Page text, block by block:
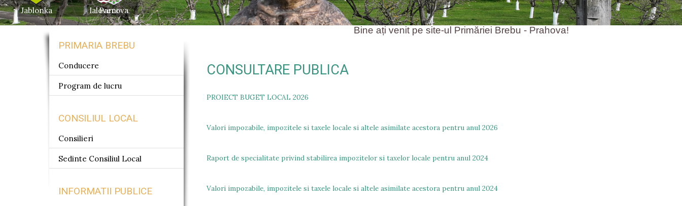
Jablonka Parcova
Ialoveni
Bine ați venit pe site-ul Primăriei Brebu - Prahova!
CONSULTARE PUBLICA
PROIECT BUGET LOCAL 2026
Valori impozabile, impozitele si taxele locale si altele asimilate acestora pentru anul 2026
Raport de specialitate privind stabilirea impozitelor si taxelor locale pentru anul 2024
Valori impozabile, impozitele si taxele locale si altele asimilate acestora pentru anul 2024
PRIMARIA BREBU
Conducere
Program de lucru
CONSILIUL LOCAL
Consilieri
Sedinte Consiliul Local
INFORMATII PUBLICE